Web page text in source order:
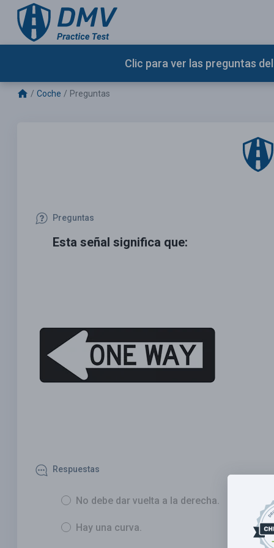
Clic para ver las preguntas
Coche Preguntas
Preguntas
Esta señal significa que:
Respuestas
No debe dar vuelta a la derecha.
Hay una curva.